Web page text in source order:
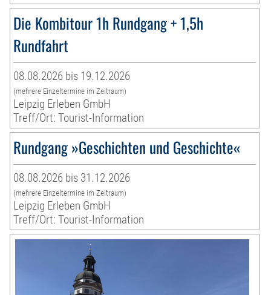
Die Kombitour 1h Rundgang + 1,5h
Rundfahrt
08.08.2026 bis 19.12.2026
(mehrere Einzeltermine im Zeitraum)
Leipzig Erleben GmbH
Treff/Ort: Tourist-Information
Rundgang »Geschichten und Geschichte«
08.08.2026 bis 31.12.2026
(mehrere Einzeltermine im Zeitraum)
Leipzig Erleben GmbH
Treff/Ort: Tourist-Information